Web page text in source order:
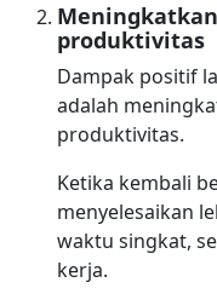
produktivitas
Dampak positif
adalah
produktivitas.
Ketika kembali
menyelesaikan
waktu singkat,
kerja.